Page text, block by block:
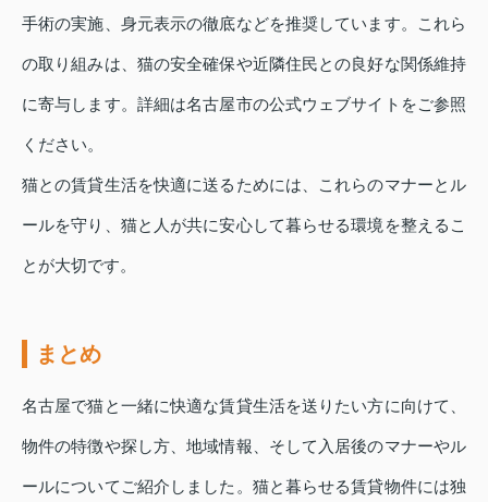
手術の実施、身元表示の徹底などを推奨しています。これら
の取り組みは、猫の安全確保や近隣住民との良好な関係維持
に寄与します。詳細は名古屋市の公式ウェブサイトをご参照
ください。
猫との賃貸生活を快適に送るためには、これらのマナーとル
ールを守り、猫と人が共に安心して暮らせる環境を整えるこ
とが大切です。
まとめ
名古屋で猫と一緒に快適な賃貸生活を送りたい方に向けて、
物件の特徴や探し方、地域情報、そして入居後のマナーやル
ールについてご紹介しました。猫と暮らせる賃貸物件には独